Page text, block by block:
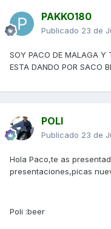
PAKKO180
Publicado 23 de
SOY PACO DE MALAGA Y
ESTA DANDO POR SACO
POLI
Publicado 23 de
Hola Paco,te as
presentaciones,picas
Poli :beer